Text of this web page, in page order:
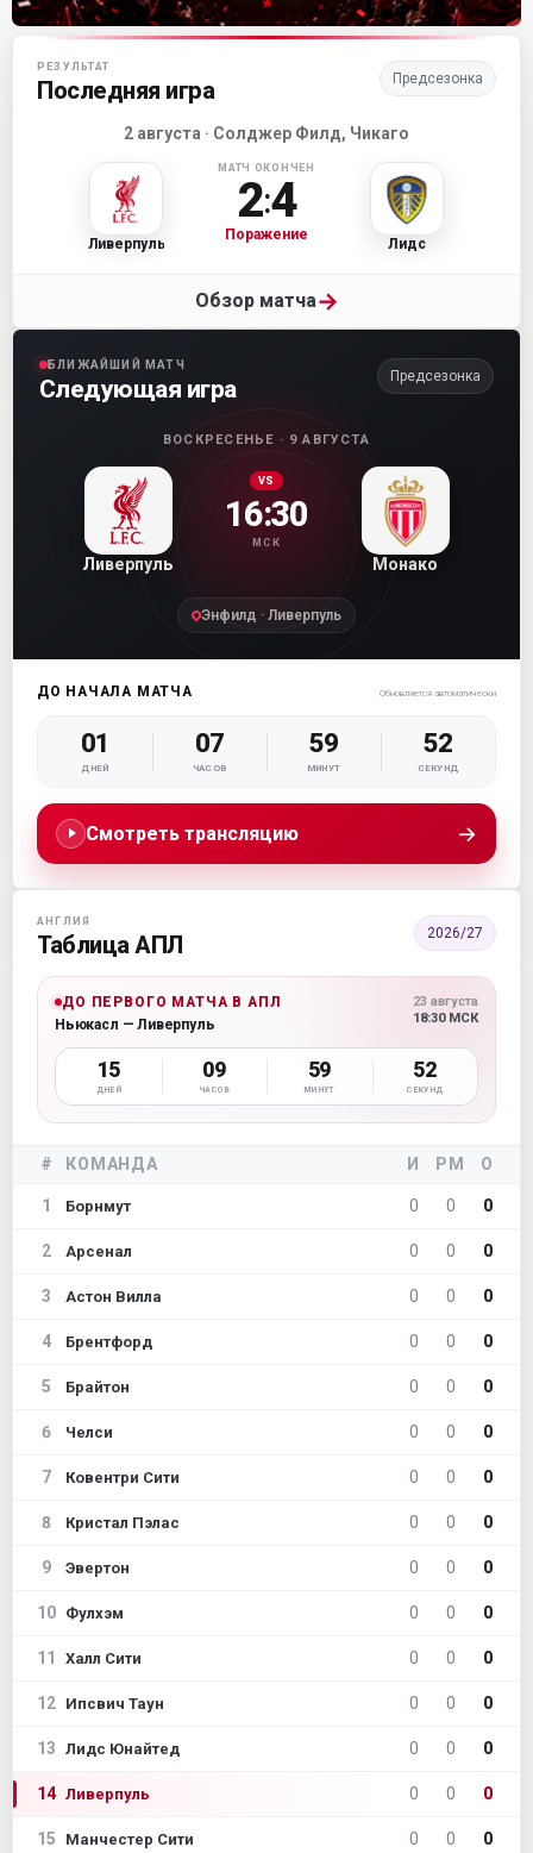
Матч-центр «Ливерпуля»
РЕЗУЛЬТАТ
Последняя игра Предсезонка
2 августа · Солджер Филд, Чикаго
Ливерпуль
МАТЧ ОКОНЧЕН
2:4
Поражение
Лидс
Обзор матча→
БЛИЖАЙШИЙ МАТЧ
Следующая игра Предсезонка
ВОСКРЕСЕНЬЕ · 9 АВГУСТА
Ливерпуль
VS
16:30
МСК
Монако
Энфилд · Ливерпуль
ДО НАЧАЛА МАТЧА Обновляется автоматически
01
ДНЕЙ
07
ЧАСОВ
59
МИНУТ
51
СЕКУНД
Смотреть трансляцию →
АНГЛИЯ
Таблица АПЛ 2026/27
ДО ПЕРВОГО МАТЧА В АПЛ
Ньюкасл — Ливерпуль
23 августа
18:30 МСК
15
ДНЕЙ
09
ЧАСОВ
59
МИНУТ
51
СЕКУНД
# КОМАНДА И РМ О
1 Борнмут 0 0 0
2 Арсенал 0 0 0
3 Астон Вилла 0 0 0
4 Брентфорд 0 0 0
5 Брайтон 0 0 0
6 Челси 0 0 0
7 Ковентри Сити 0 0 0
8 Кристал Пэлас 0 0 0
9 Эвертон 0 0 0
10 Фулхэм 0 0 0
11 Халл Сити 0 0 0
12 Ипсвич Таун 0 0 0
13 Лидс Юнайтед 0 0 0
14 Ливерпуль 0 0 0
15 Манчестер Сити 0 0 0